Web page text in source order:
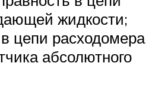
жидкости;
цепи расходомера
абсолютного